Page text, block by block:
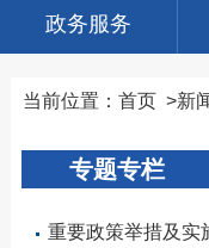
政务服务
当前位置： 首页>新
专题专栏
重要政策举措及实